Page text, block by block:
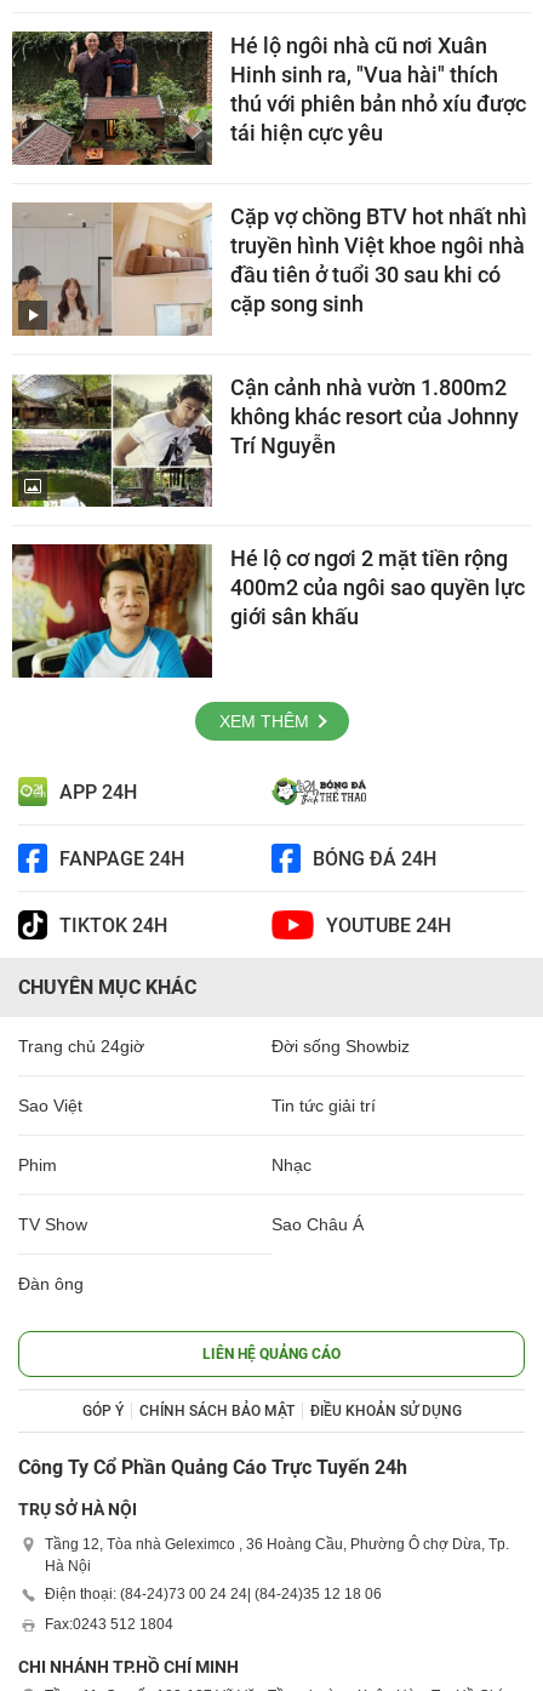
Hé lộ ngôi nhà cũ nơi Xuân
Hinh sinh ra, "Vua hài" thích
thú với phiên bản nhỏ xíu được
tái hiện cực yêu
Cặp vợ chồng BTV hot nhất nhì
truyền hình Việt khoe ngôi nhà
đầu tiên ở tuổi 30 sau khi có
cặp song sinh
Cận cảnh nhà vườn 1.800m2
không khác resort của Johnny
Trí Nguyễn
Hé lộ cơ ngơi 2 mặt tiền rộng
400m2 của ngôi sao quyền lực
giới sân khấu
XEM THÊM
APP 24H
FANPAGE 24H BÓNG ĐÁ 24H
TIKTOK 24H YOUTUBE 24H
CHUYÊN MỤC KHÁC
Trang chủ 24giờ Đời sống Showbiz
Sao Việt Tin tức giải trí
Phim Nhạc
TV Show Sao Châu Á
Đàn ông
LIÊN HỆ QUẢNG CÁO
GÓP Ý CHÍNH SÁCH BẢO MẬT ĐIỀU KHOẢN SỬ DỤNG
Công Ty Cổ Phần Quảng Cáo Trực Tuyến 24h
TRỤ SỞ HÀ NỘI
Tầng 12, Tòa nhà Geleximco , 36 Hoàng Cầu, Phường Ô chợ Dừa, Tp.
Hà Nội
Điện thoại: (84-24)73 00 24 24 | (84-24)35 12 18 06
Fax:0243 512 1804
CHI NHÁNH TP.HỒ CHÍ MINH